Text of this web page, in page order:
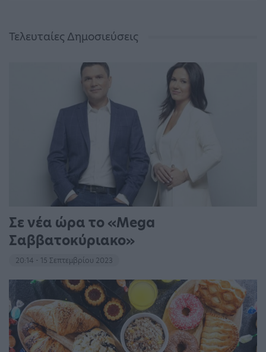
Τελευταίες Δημοσιεύσεις
Σε νέα ώρα το «Mega
Σαββατοκύριακο»
20:14 - 15 Σεπτεμβρίου 2023